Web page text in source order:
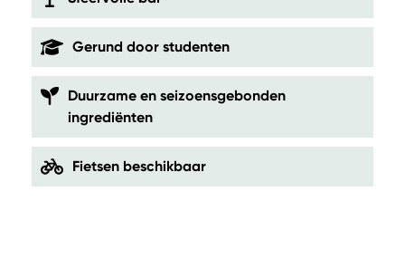
Gerund door studenten
Duurzame en seizoensgebonden
ingrediënten
Fietsen beschikbaar